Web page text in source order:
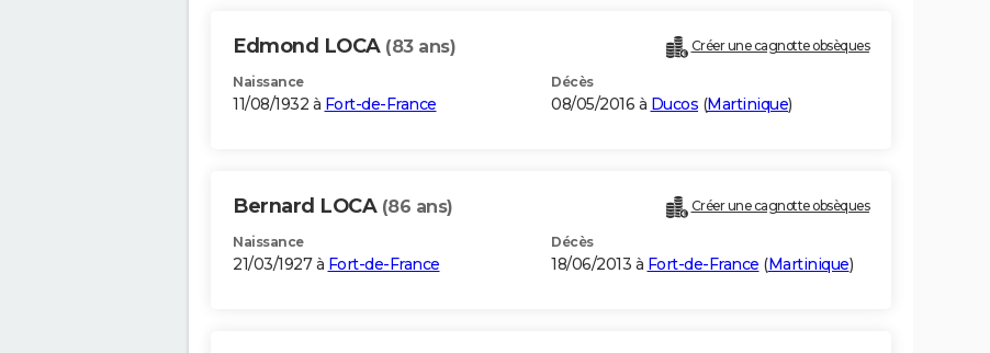
Edmond LOCA (83 ans) Créer une cagnotte obsèques
Naissance
11/08/1932 à Fort-de-France
Décès
08/05/2016 à Ducos (Martinique)
Bernard LOCA (86 ans) Créer une cagnotte obsèques
Naissance
21/03/1927 à Fort-de-France
Décès
18/06/2013 à Fort-de-France (Martinique)